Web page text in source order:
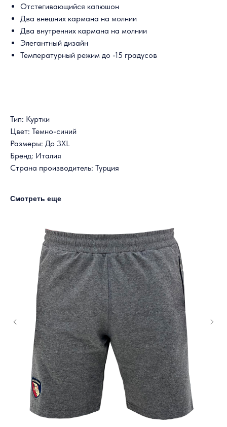
Отстегивающийся капюшон
Два внешних кармана на молнии
Два внутренних кармана на молнии
Элегантный дизайн
Температурный режим до -15 градусов
Тип: Куртки
Цвет: Темно-синий
Размеры: До 3XL
Бренд: Италия
Страна производитель: Турция
Смотреть еще